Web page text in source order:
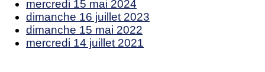
mercredi 15 mai 2024
dimanche 16 juillet 2023
dimanche 15 mai 2022
mercredi 14 juillet 2021